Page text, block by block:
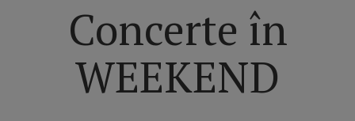
Concerte în
WEEKEND